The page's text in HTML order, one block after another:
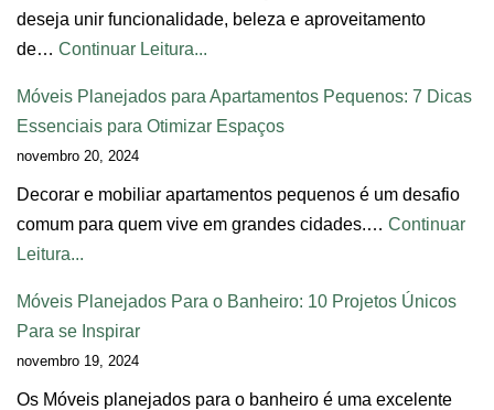
deseja unir funcionalidade, beleza e aproveitamento
de… Continuar Leitura...
Móveis Planejados para Apartamentos Pequenos: 7 Dicas
Essenciais para Otimizar Espaços
novembro 20, 2024
Decorar e mobiliar apartamentos pequenos é um desafio
comum para quem vive em grandes cidades.… Continuar
Leitura...
Móveis Planejados Para o Banheiro: 10 Projetos Únicos
Para se Inspirar
novembro 19, 2024
Os Móveis planejados para o banheiro é uma excelente